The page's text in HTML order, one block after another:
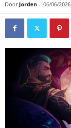
Door Jorden - 06/06/2026